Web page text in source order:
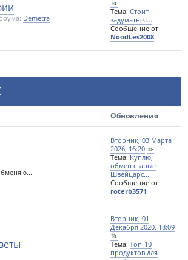
Demetra
Тема: Стоит
задуматься...
Сообщение от:
NoodLes2008
Обновления
Вторник, 03 Марта
2026, 16:20
Тема: Куплю,
обмен старые
Швейцарс...
Сообщение от:
roterb3571
Вторник, 01
Декабря 2020, 18:09
Тема: Топ-10
продуктов для